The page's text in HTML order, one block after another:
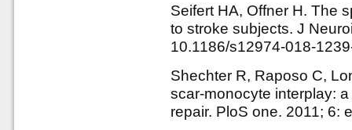
Seifert HA, Offner H. The
to stroke subjects. J
10.1186/s12974-018-
Shechter R, Raposo C,
scar-monocyte interplay:
repair. PloS one. 2011; 6: